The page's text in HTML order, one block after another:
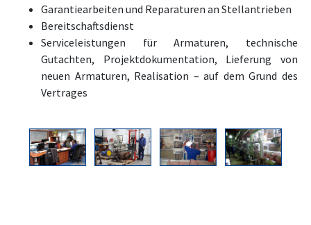
Garantiearbeiten und Reparaturen an Stellantrieben
Bereitschaftsdienst
Serviceleistungen für Armaturen, technische
Gutachten, Projektdokumentation, Lieferung von
neuen Armaturen, Realisation – auf dem Grund des
Vertrages